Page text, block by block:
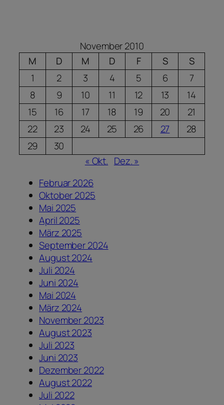
November 2010
M
D M D F S
S
1
2 3 4 5 6
7
8
9 10 11 12 13
14
15
16 17 18 19 20
21
22
23 24 25 26 27
28
29
30
« Okt. Dez. »
Februar 2026
Oktober 2025
Mai 2025
April 2025
März 2025
September 2024
August 2024
Juli 2024
Juni 2024
Mai 2024
März 2024
November 2023
August 2023
Juli 2023
Juni 2023
Dezember 2022
August 2022
Juli 2022